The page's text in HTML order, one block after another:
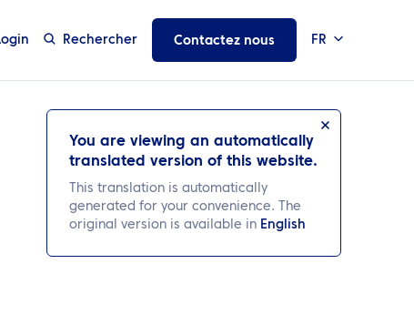
Rechercher Contactez nous FR
You are viewing an automatically
translated version of this website.
This translation is automatically
generated for your convenience. The
original version is available in English